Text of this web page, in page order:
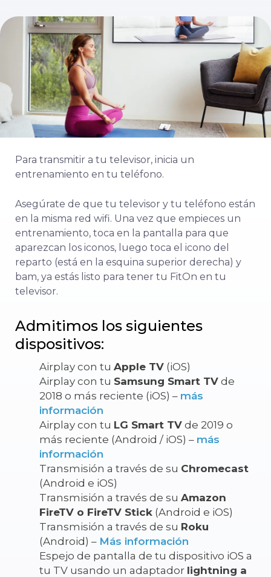
Para transmitir a tu televisor, inicia un
entrenamiento en tu teléfono.
Asegúrate de que tu televisor y tu teléfono están
en la misma red wifi. Una vez que empieces un
entrenamiento, toca en la pantalla para que
aparezcan los iconos, luego toca el icono del
reparto (está en la esquina superior derecha) y
bam, ya estás listo para tener tu FitOn en tu
televisor.
Admitimos los siguientes
dispositivos:
Airplay con tu Apple TV (iOS)
Airplay con tu Samsung Smart TV de
2018 o más reciente (iOS) – más
información
Airplay con tu LG Smart TV de 2019 o
más reciente (Android / iOS) – más
información
Transmisión a través de su Chromecast
(Android e iOS)
Transmisión a través de su Amazon
FireTV o FireTV Stick (Android e iOS)
Transmisión a través de su Roku
(Android) – Más información
Espejo de pantalla de tu dispositivo iOS a
tu TV usando un adaptador lightning a